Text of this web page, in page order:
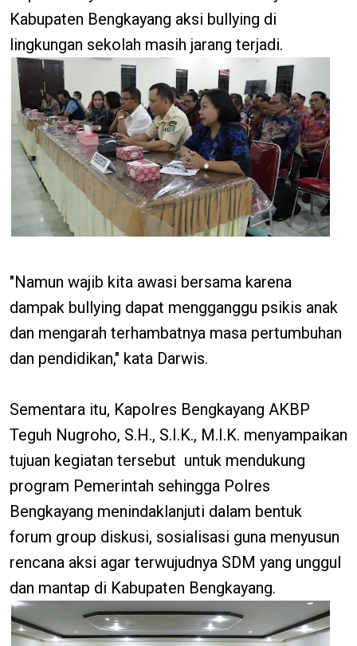
Kabupaten Bengkayang aksi bullying di
lingkungan sekolah masih jarang terjadi.
"Namun wajib kita awasi bersama karena
dampak bullying dapat mengganggu psikis anak
dan mengarah terhambatnya masa pertumbuhan
dan pendidikan," kata Darwis.
Sementara itu, Kapolres Bengkayang AKBP
Teguh Nugroho, S.H., S.I.K., M.I.K. menyampaikan
tujuan kegiatan tersebut untuk mendukung
program Pemerintah sehingga Polres
Bengkayang menindaklanjuti dalam bentuk
forum group diskusi, sosialisasi guna menyusun
rencana aksi agar terwujudnya SDM yang unggul
dan mantap di Kabupaten Bengkayang.